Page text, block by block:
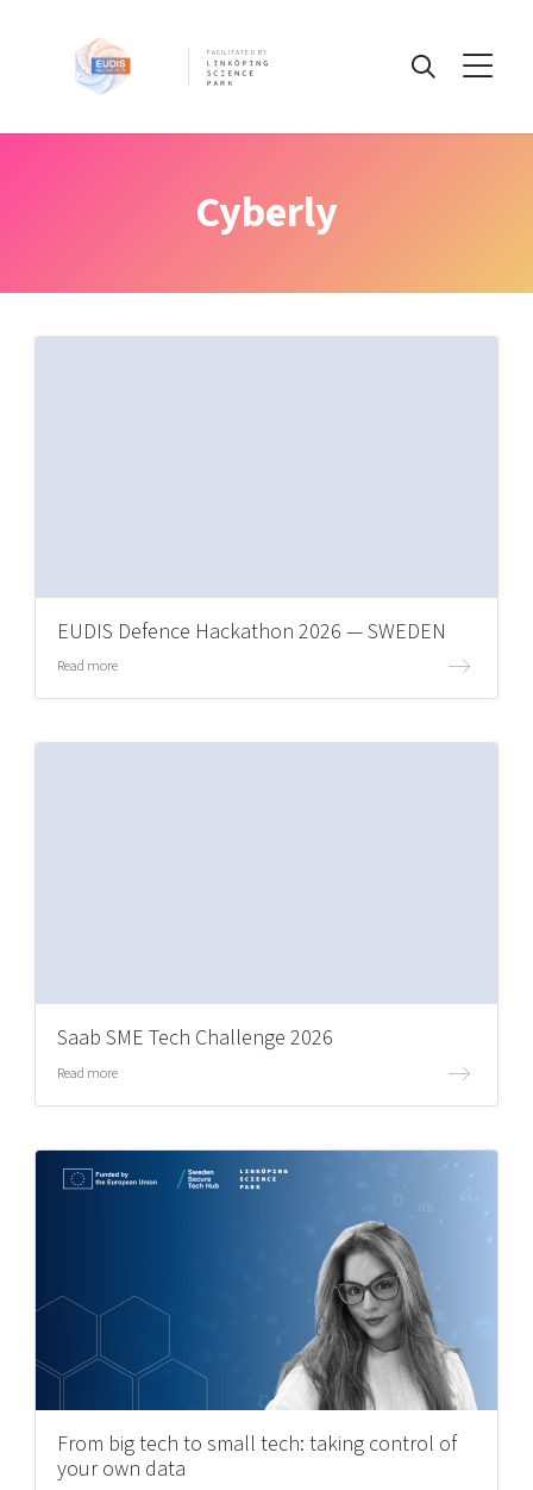
FACILITATED BY
Information
Cyberly
EUDIS Defence Hackathon 2026 — SWEDEN
Read more
Saab SME Tech Challenge 2026
Read more
From big tech to small tech: taking control of
your own data